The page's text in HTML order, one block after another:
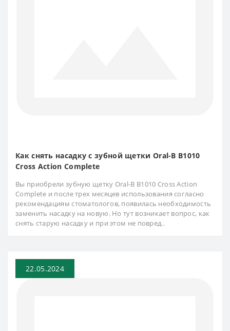
Как снять насадку с зубной щетки Oral-B B1010
Cross Action Complete
Вы приобрели зубную щетку Oral-B B1010 Cross Action
Complete и после трех месяцев использования согласно
рекомендациям стоматологов, появилась необходимость
заменить насадку на новую. Но тут возникает вопрос, как
снять старую насадку и при этом не повред..
22.05.2024